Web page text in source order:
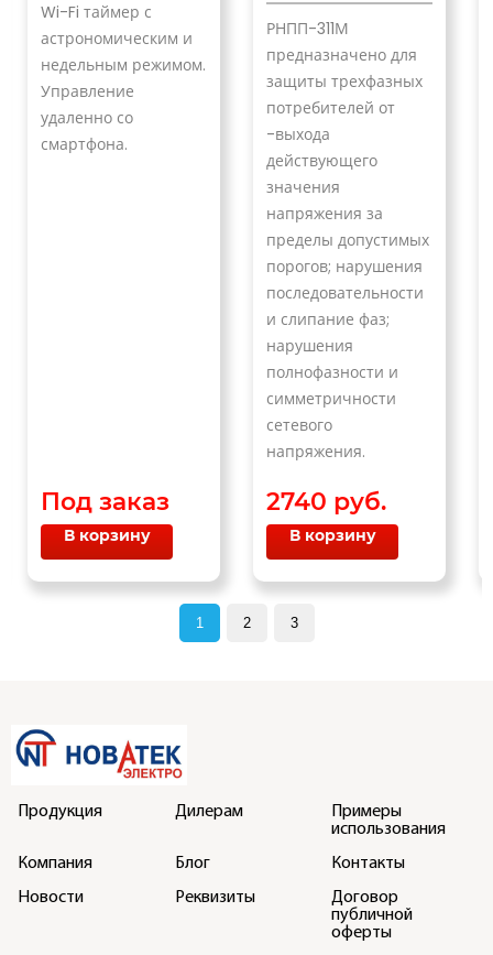
Wi-Fi таймер с
астрономическим и
недельным режимом.
Управление
удаленно со
смартфона.
Под заказ
В корзину
РНПП-311М
предназначено для
защиты трехфазных
потребителей от
-выхода
действующего
значения
напряжения за
пределы допустимых
порогов; нарушения
последовательности
и слипание фаз;
нарушения
полнофазности и
симметричности
сетевого
напряжения.
2740 руб.
В корзину
1 2 3
Продукция Дилерам
Примеры
использования
Компания
Блог
Контакты
Новости
Реквизиты
Договор
публичной
оферты